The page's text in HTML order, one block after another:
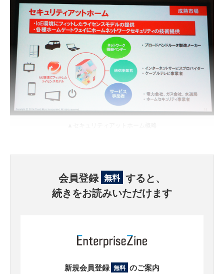
会員登録 無料 すると、
続きをお読みいただけます
新規会員登録 無料 のご案内